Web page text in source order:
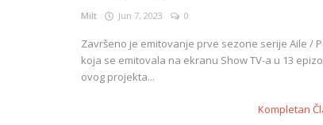
Milt Jun 7, 2023 0
Završeno je emitovanje prve sezone serije Aile /
koja se emitovala na ekranu Show TV-a u 13
ovog projekta...
Kompletan